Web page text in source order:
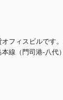
フィスビルです
線（門司港-八代